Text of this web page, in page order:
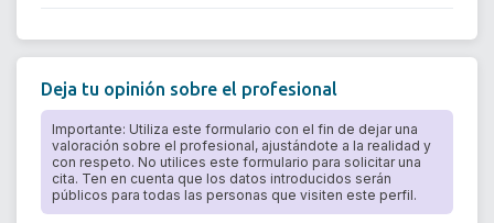
Deja tu opinión sobre el profesional
Importante: Utiliza este formulario con el fin de dejar una
valoración sobre el profesional, ajustándote a la realidad y
con respeto. No utilices este formulario para solicitar una
cita. Ten en cuenta que los datos introducidos serán
públicos para todas las personas que visiten este perfil.